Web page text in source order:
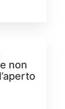
non